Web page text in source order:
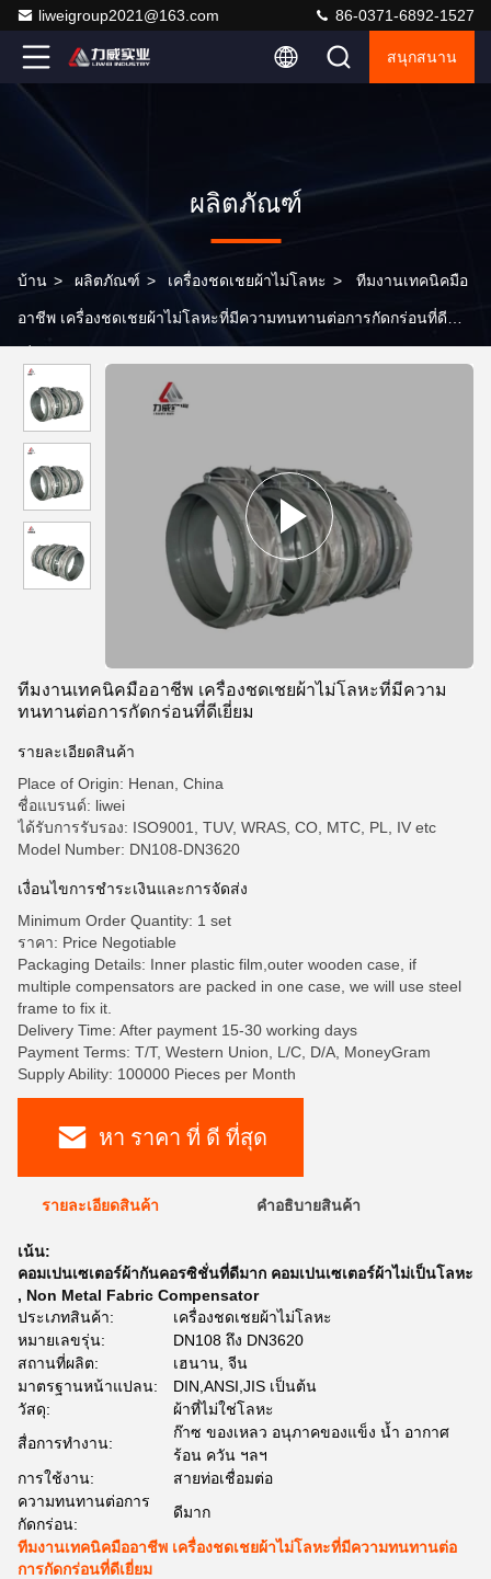
liweigroup2021@163.com 86-0371-6892-1527
สนุกสนาน
ผลิตภัณฑ์
บ้าน > ผลิตภัณฑ์ > เครื่องชดเชยผ้าไม่โลหะ > ทีมงานเทคนิคมือ
อาชีพ เครื่องชดเชยผ้าไม่โลหะที่มีความทนทานต่อการกัดกร่อนที่ดี
ทีมงานเทคนิคมืออาชีพ เครื่องชดเชยผ้าไม่โลหะที่มีความ
ทนทานต่อการกัดกร่อนที่ดีเยี่ยม
รายละเอียดสินค้า
Place of Origin: Henan, China
ชื่อแบรนด์: liwei
ได้รับการรับรอง: ISO9001, TUV, WRAS, CO, MTC, PL, IV etc
Model Number: DN108-DN3620
เงื่อนไขการชําระเงินและการจัดส่ง
Minimum Order Quantity: 1 set
ราคา: Price Negotiable
Packaging Details: Inner plastic film,outer wooden case, if
multiple compensators are packed in one case, we will use steel
frame to fix it.
Delivery Time: After payment 15-30 working days
Payment Terms: T/T, Western Union, L/C, D/A, MoneyGram
Supply Ability: 100000 Pieces per Month
หา ราคา ที่ ดี ที่สุด
รายละเอียดสินค้า คําอธิบายสินค้า
เน้น:
คอมเปนเซเตอร์ผ้ากันคอรซิชั่นที่ดีมาก คอมเปนเซเตอร์ผ้าไม่เป็นโลหะ
, Non Metal Fabric Compensator
ประเภทสินค้า:
เครื่องชดเชยผ้าไม่โลหะ
หมายเลขรุ่น:
DN108 ถึง DN3620
สถานที่ผลิต:
เฮนาน, จีน
มาตรฐานหน้าแปลน:
DIN,ANSI,JIS เป็นต้น
วัสดุ:
ผ้าที่ไม่ใช่โลหะ
สื่อการทำงาน:
ก๊าซ ของเหลว อนุภาคของแข็ง น้ำ อากาศ
ร้อน ควัน ฯลฯ
การใช้งาน:
สายท่อเชื่อมต่อ
ความทนทานต่อการ
กัดกร่อน:
ดีมาก
ทีมงานเทคนิคมืออาชีพ เครื่องชดเชยผ้าไม่โลหะที่มีความทนทานต่อ
การกัดกร่อนที่ดีเยี่ยม